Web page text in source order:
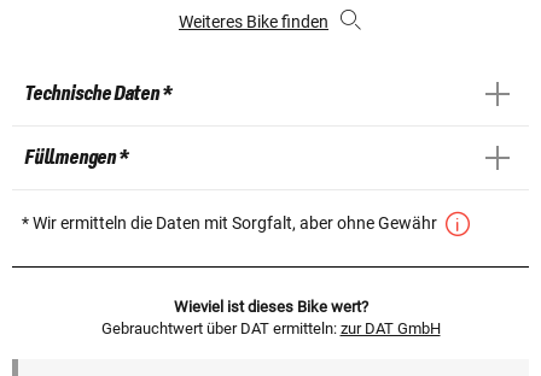
Weiteres Bike finden
Technische Daten *
Füllmengen *
* Wir ermitteln die Daten mit Sorgfalt, aber ohne Gewähr
Wieviel ist dieses Bike wert?
Gebrauchtwert über DAT ermitteln: zur DAT GmbH